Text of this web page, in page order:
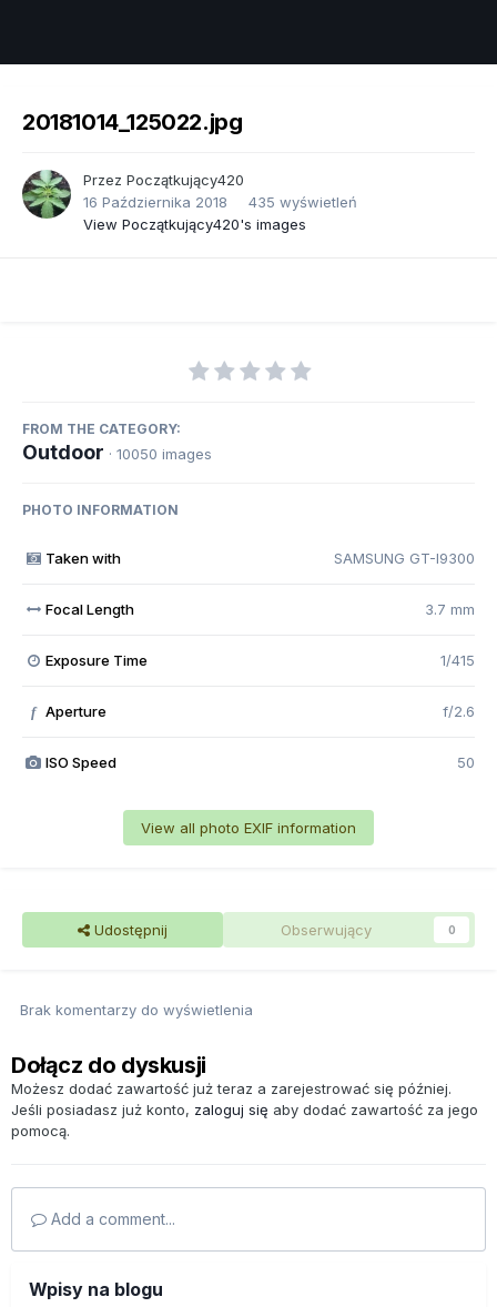
20181014_125022.jpg
Przez Początkujący420
16 Października 2018
435 wyświetleń
View Początkujący420's images
FROM THE CATEGORY:
Outdoor · 10050 images
PHOTO INFORMATION
Taken with SAMSUNG GT-I9300
Focal Length 3.7 mm
Exposure Time 1/415
f Aperture f/2.6
ISO Speed 50
View all photo EXIF information
Udostępnij Obserwujący 0
Brak komentarzy do wyświetlenia
Dołącz do dyskusji
Możesz dodać zawartość już teraz a zarejestrować się później.
Jeśli posiadasz już konto, zaloguj się aby dodać zawartość za jego
pomocą.
Add a comment...
Wpisy na blogu